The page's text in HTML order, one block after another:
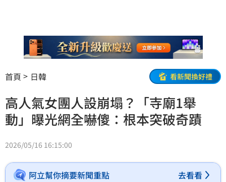
首頁 日韓 看新聞換好禮
高人氣女團人設崩塌？「寺廟1舉
動」曝光網全嚇傻：根本突破奇蹟
2026/05/16 16:15:00
阿立幫你摘要新聞重點 去看看